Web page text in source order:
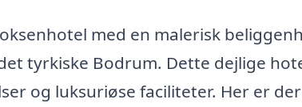
med en malerisk
tyrkiske Bodrum. Dette dejlige
og luksuriøse faciliteter. Her er der